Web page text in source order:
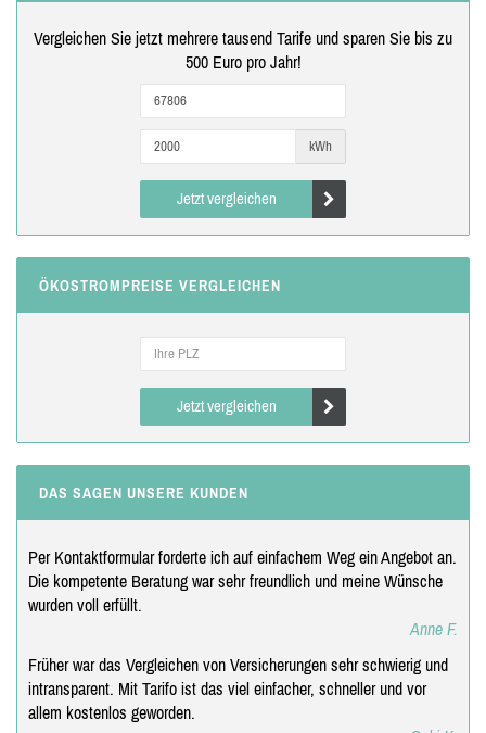
Vergleichen Sie jetzt mehrere tausend Tarife und sparen Sie bis zu
500 Euro pro Jahr!
kWh
Jetzt vergleichen
ÖKOSTROMPREISE VERGLEICHEN
Jetzt vergleichen
DAS SAGEN UNSERE KUNDEN
Per Kontaktformular forderte ich auf einfachem Weg ein Angebot an.
Die kompetente Beratung war sehr freundlich und meine Wünsche
wurden voll erfüllt.
Anne F.
Früher war das Vergleichen von Versicherungen sehr schwierig und
intransparent. Mit Tarifo ist das viel einfacher, schneller und vor
allem kostenlos geworden.